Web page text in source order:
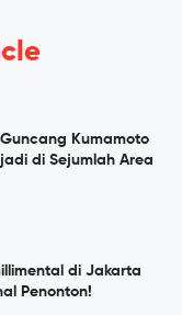
Kumamoto
di Sejumlah Area
di Jakarta
Penonton!